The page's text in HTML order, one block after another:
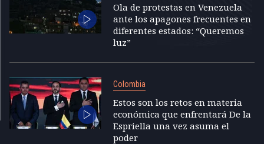
Ola de protestas en Venezuela
ante los apagones frecuentes en
diferentes estados: “Queremos
luz”
Colombia
Estos son los retos en materia
económica que enfrentará De la
Espriella una vez asuma el
poder